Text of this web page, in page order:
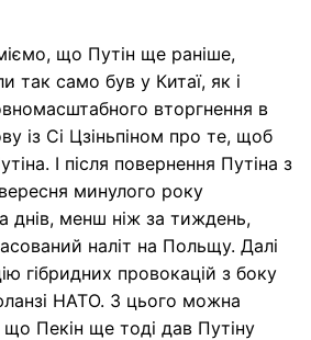
що Путін ще раніше,
так само був у Китаї, як і
вторгнення в
із Сі Цзіньпіном про те, щоб
І після повернення Путіна з
минулого року
днів, менш ніж за тиждень,
наліт на Польщу. Далі
гібридних провокацій з боку
НАТО. З цього можна
Пекін ще тоді дав Путіну